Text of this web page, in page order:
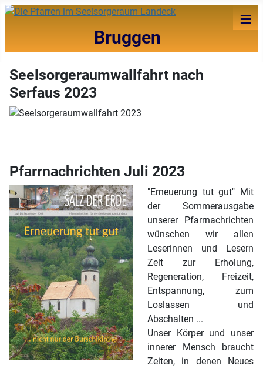
Bruggen
≡
Seelsorgeraumwallfahrt nach
Serfaus 2023
Pfarrnachrichten Juli 2023
"Erneuerung tut gut" Mit
der Sommerausgabe
unserer Pfarrnachrichten
wünschen wir allen
Leserinnen und Lesern
Zeit zur Erholung,
Regeneration, Freizeit,
Entspannung, zum
Loslassen und
Abschalten ...
Unser Körper und unser
innerer Mensch braucht
Zeiten, in denen Neues